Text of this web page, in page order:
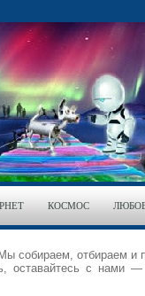
КОСМОС
собираем, отбираем и
с нами —